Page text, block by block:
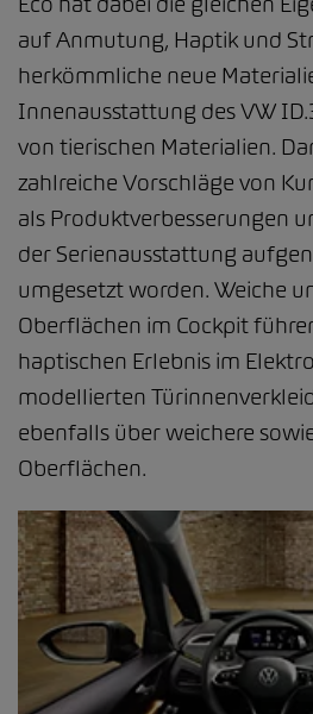
auf Anmutung, Haptik und
herkömmliche neue
Innenausstattung des VW
von tierischen Materialien.
zahlreiche Vorschläge von
als Produktverbesserungen
der Serienausstattung
umgesetzt worden. Weiche
Oberflächen im Cockpit
haptischen Erlebnis im
modellierten
ebenfalls über weichere
Oberflächen.